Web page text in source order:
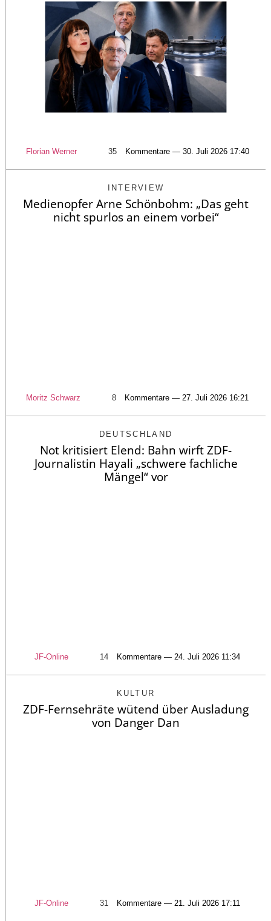
Florian Werner 35 Kommentare — 30. Juli 2026 17:40
INTERVIEW
Medienopfer Arne Schönbohm: „Das geht
nicht spurlos an einem vorbei“
Moritz Schwarz 8 Kommentare — 27. Juli 2026 16:21
DEUTSCHLAND
Not kritisiert Elend: Bahn wirft ZDF-
Journalistin Hayali „schwere fachliche
Mängel“ vor
JF-Online 14 Kommentare — 24. Juli 2026 11:34
KULTUR
ZDF-Fernsehräte wütend über Ausladung
von Danger Dan
JF-Online 31 Kommentare — 21. Juli 2026 17:11